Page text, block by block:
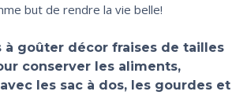
but de rendre la vie belle!
à goûter décor fraises de tailles
conserver les aliments,
les sac à dos, les gourdes et